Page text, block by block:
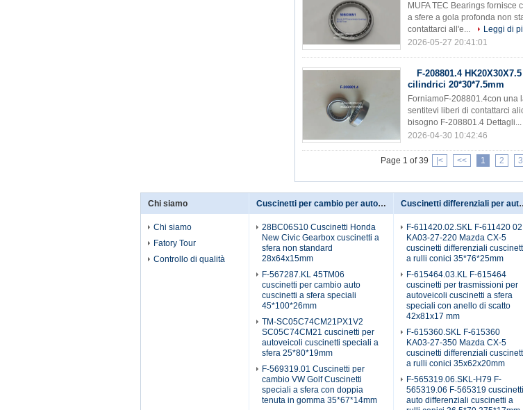
MUFA TEC Bearings
a sfere a gola profonda non
contattarci all'e...
Leggi di
2026-05-27 20:41:01
F-208801.4
cilindrici 20*30*7.5mm
ForniamoF-208801.4con una
sentitevi liberi di contattarci
bisogno F-208801.4 Dettagli...
2026-04-30 10:42:46
Page 1 of 39 |< << 1 2 3
Chi siamo
Chi siamo
Fatory Tour
Controllo di qualità
Cuscinetti per cambio per autoveicoli
28BC06S10 Cuscinetti Honda
New Civic Gearbox cuscinetti a
sfera non standard
28x64x15mm
F-567287.KL 45TM06
cuscinetti per cambio auto
cuscinetti a sfera speciali
45*100*26mm
TM-SC05C74CM21PX1V2
SC05C74CM21 cuscinetti per
autoveicoli cuscinetti speciali a
sfera 25*80*19mm
F-569319.01 Cuscinetti per
cambio VW Golf Cuscinetti
speciali a sfera con doppia
tenuta in gomma 35*67*14mm
Cuscinetti
F-611420.02.SKL F-611420 02
KA03-27-220 Mazda CX-5
cuscinetti differenziali
a rulli conici 35*76*25mm
F-615464.03.KL F-615464
cuscinetti per trasmissioni per
autoveicoli cuscinetti a sfera
speciali con anello di scatto
42x81x17 mm
F-615360.SKL F-615360
KA03-27-350 Mazda CX-5
cuscinetti differenziali
a rulli conici 35x62x20mm
F-565319.06.SKL-H79 F-
565319.06 F-565319 cuscinetti
auto differenziali cuscinetti a